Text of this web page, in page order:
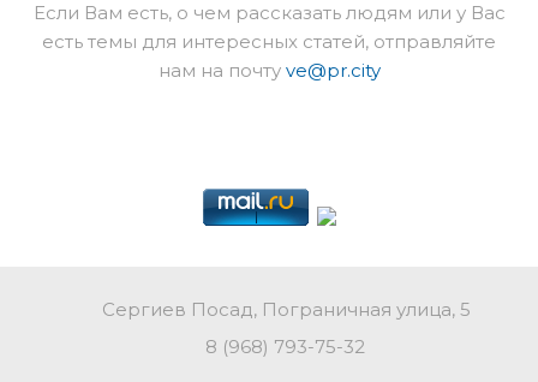
Если Вам есть, о чем рассказать людям или у Вас
есть темы для интересных статей, отправляйте
нам на почту ve@pr.city
Сергиев Посад, Пограничная улица, 5
8 (968) 793-75-32